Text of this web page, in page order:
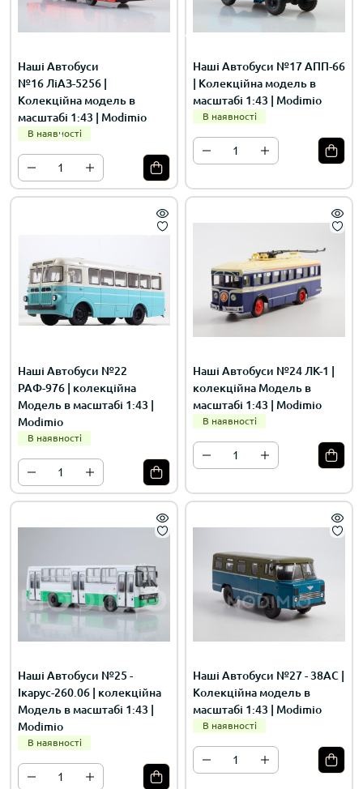
Наші Автобуси
№16 ЛіАЗ-5256 |
Колекційна модель в
масштабі 1:43 | Modimio
В наявності
Наші Автобуси №17 АПП-66
| Колекційна модель в
масштабі 1:43 | Modimio
В наявності
Наші Автобуси №22
РАФ-976 | колекційна
Модель в масштабі 1:43 |
Modimio
В наявності
Наші Автобуси №24 ЛК-1 |
колекційна Модель в
масштабі 1:43 | Modimio
В наявності
Наші Автобуси №25 -
Ікарус-260.06 | колекційна
Модель в масштабі 1:43 |
Modimio
В наявності
Наші Автобуси №27 - 38АС |
Колекційна модель в
масштабі 1:43 | Modimio
В наявності